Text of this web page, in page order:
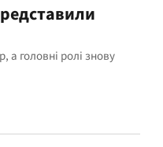
а головні ролі знову